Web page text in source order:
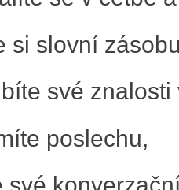
si slovní
své znalosti
poslechu,